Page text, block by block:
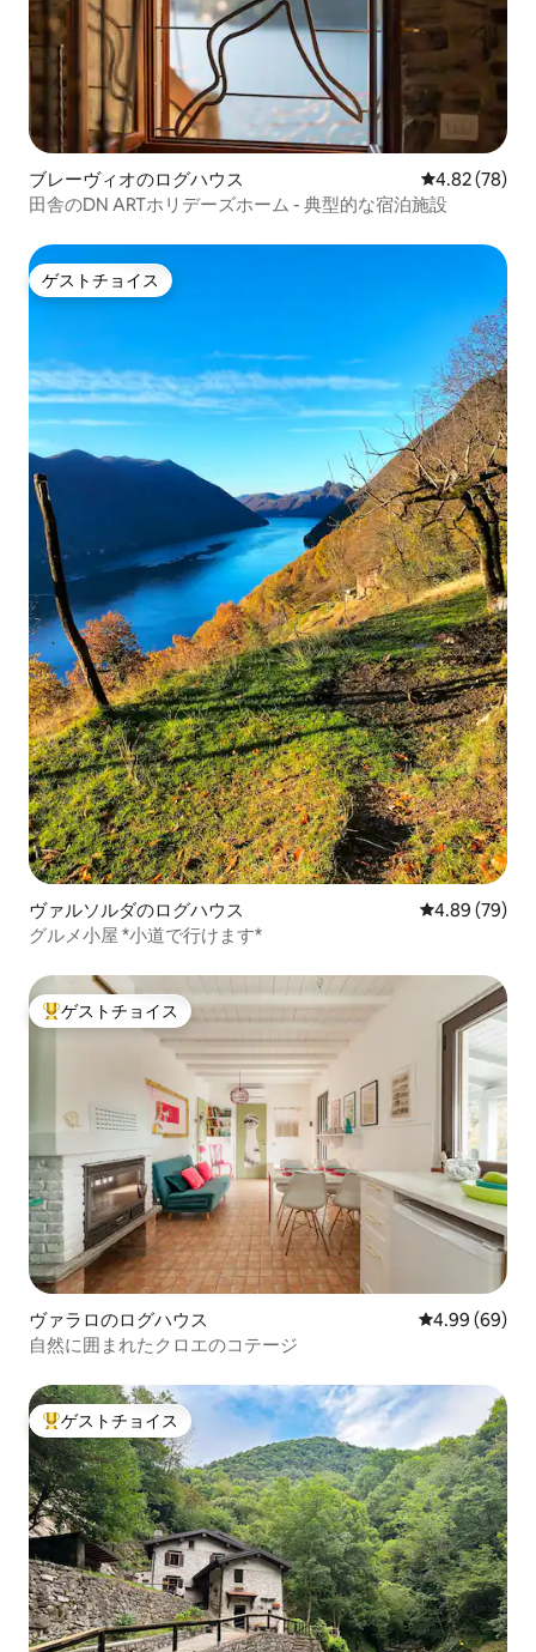
ブレーヴィオのログハウス レビュー78
4.82 (78)
田舎のDN ARTホリデーズホーム - 典型的な宿泊施設
ゲストチョイス
ゲストチョイス
ヴァルソルダのログハウス レビュー79
4.89 (79)
グルメ小屋 *小道で行けます*
大好評のゲストチョイスです。
ゲストチョイス
ヴァラロのログハウス レビュー69件
4.99 (69)
自然に囲まれたクロエのコテージ
大好評のゲストチョイスです。
ゲストチョイス